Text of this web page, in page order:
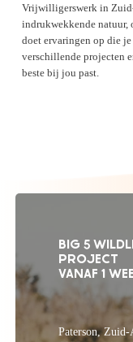
Vrijwilligerswerk in
indrukwekkende
doet ervaringen op die
verschillende projecten
beste bij jou past.
BIG 5
PROJECT
VANAF 1
Paterson,